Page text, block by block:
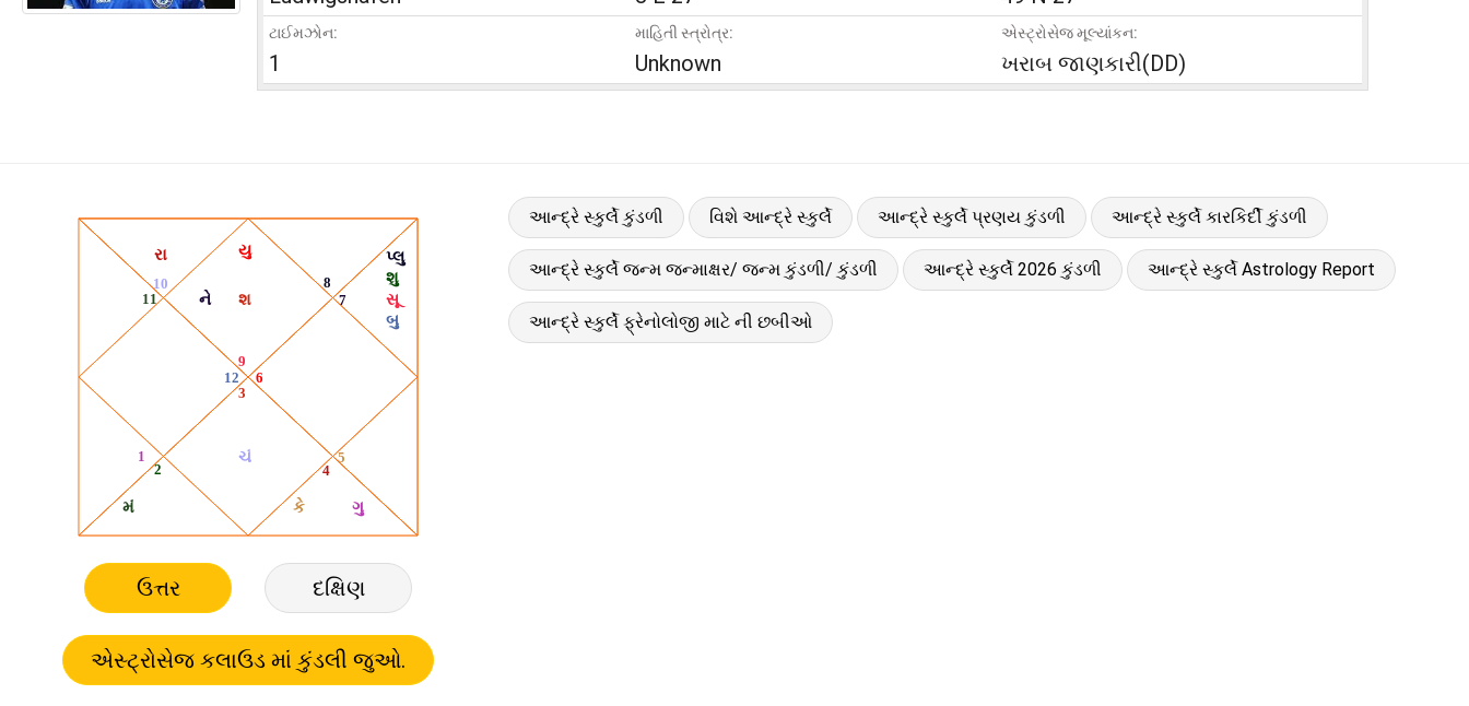
ટાઈમઝોન:
1
માહિતી સ્ત્રોત્ર:
Unknown
એસ્ટ્રોસેજ મૂલ્યાંકન:
ખરાબ જાણકારી(DD)
ઉત્તર દક્ષિણ
આન્દ્રે સ્કુર્લે કુંડળી વિશે આન્દ્રે સ્કુર્લે આન્દ્રે સ્કુર્લે પ્રણય કુંડળી આન્દ્રે સ્કુર્લે કારકિર્દી કુંડળી
આન્દ્રે સ્કુર્લે જન્મ જન્માક્ષર/ જન્મ કુંડળી/ કુંડળી આન્દ્રે સ્કુર્લે 2026 કુંડળી આન્દ્રે સ્કુર્લે Astrology Report
આન્દ્રે સ્કુર્લે ફ્રેનોલોજી માટે ની છબીઓ